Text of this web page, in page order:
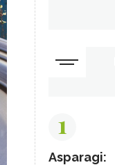
1
Asparagi: